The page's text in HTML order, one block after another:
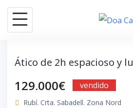
Saltar
contenido
Ático de 2h espacioso y
129.000€ vendido
Rubí. Crta. Sabadell. Zona Nord